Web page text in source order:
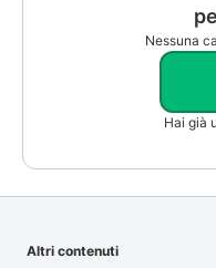
Nessuna
Hai già
Altri contenuti